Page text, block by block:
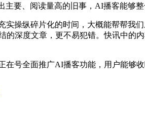
要、阅读量高的旧事，AI播客能够
纵碎片化的时间，大概能帮帮我们
深度文章，更不易犯错。快讯中的
全面推广AI播客功能，用户能够